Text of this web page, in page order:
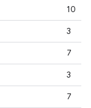
10
3
7
3
7